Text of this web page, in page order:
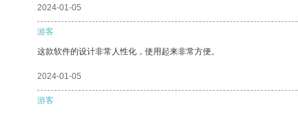
2024-01-05
游客
这款软件的设计非常人性化，使用起来非常方便。
2024-01-05
游客